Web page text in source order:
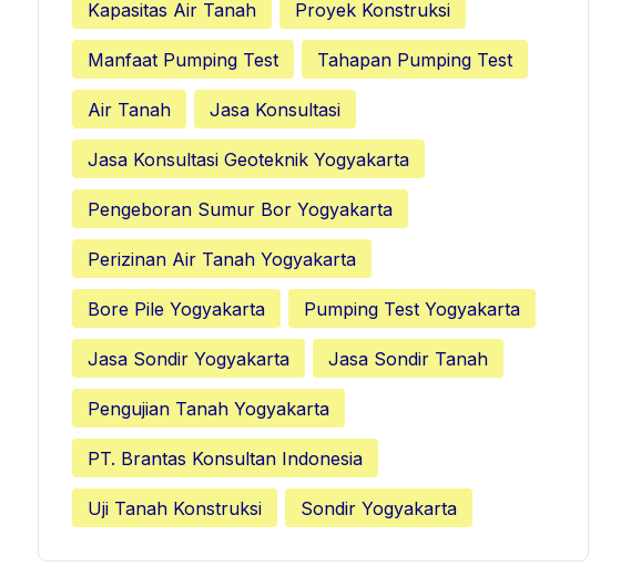
Kapasitas Air Tanah Proyek Konstruksi
Manfaat Pumping Test Tahapan Pumping Test
Air Tanah Jasa Konsultasi
Jasa Konsultasi Geoteknik Yogyakarta
Pengeboran Sumur Bor Yogyakarta
Perizinan Air Tanah Yogyakarta
Bore Pile Yogyakarta Pumping Test Yogyakarta
Jasa Sondir Yogyakarta Jasa Sondir Tanah
Pengujian Tanah Yogyakarta
PT. Brantas Konsultan Indonesia
Uji Tanah Konstruksi Sondir Yogyakarta